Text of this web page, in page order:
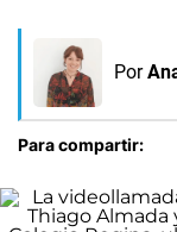
Por
Para compartir: